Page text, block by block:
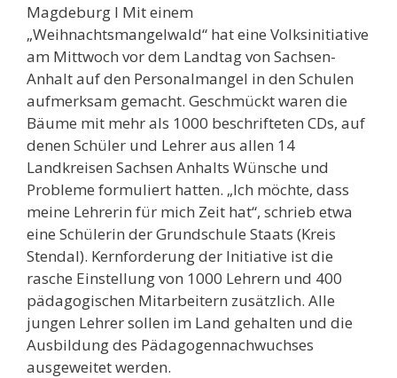
Magdeburg l Mit einem
„Weihnachtsmangelwald“ hat eine Volksinitiative
am Mittwoch vor dem Landtag von Sachsen­
Anhalt auf den Personalmangel in den Schulen
aufmerksam gemacht. Geschmückt waren die
Bäume mit mehr als 1000 beschrifteten CDs, auf
denen Schüler und Lehrer aus allen 14
Landkreisen Sachsen­ Anhalts Wünsche und
Probleme formuliert hatten. „Ich möchte, dass
meine Lehrerin für mich Zeit hat“, schrieb etwa
eine Schülerin der Grundschule Staats (Kreis
Stendal). Kernforderung der Initiative ist die
rasche Einstellung von 1000 Lehrern und 400
pädagogischen Mitarbeitern zusätzlich. Alle
jungen Lehrer sollen im Land gehalten und die
Ausbildung des Pädagogennachwuchses
ausgeweitet werden.